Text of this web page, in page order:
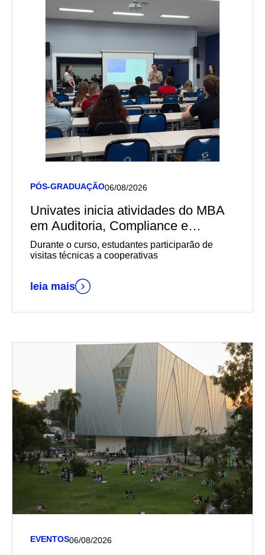
PÓS-GRADUAÇÃO06/08/2026
Univates inicia atividades do MBA
em Auditoria, Compliance e
Governança em Cooperativas em
parceria com o Sescoop/RS
Durante o curso, estudantes participarão de
visitas técnicas a cooperativas
leia mais
EVENTOS06/08/2026